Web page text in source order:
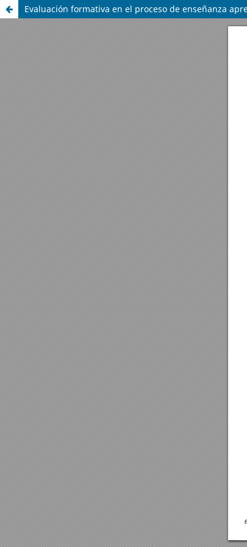
Evaluación formativa en el proceso de enseñanza